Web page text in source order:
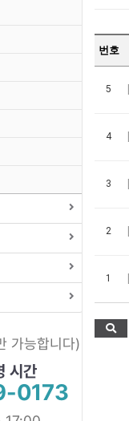
가능합니다)
시간
0173
번호
5
4
3
2
1